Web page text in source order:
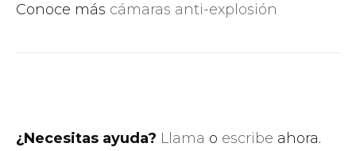
Conoce más cámaras anti-explosión
¿Necesitas ayuda? Llama o escribe ahora.